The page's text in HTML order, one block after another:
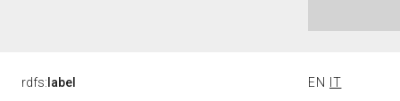
rdfs: label EN IT